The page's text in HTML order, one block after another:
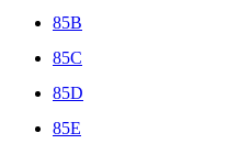
85B
85C
85D
85E